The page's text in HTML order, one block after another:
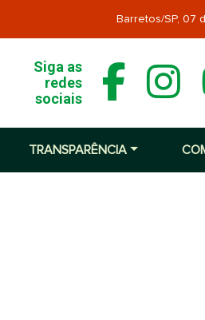
Barretos/SP, 07
Siga as
redes
sociais
TRANSPARÊNCIA